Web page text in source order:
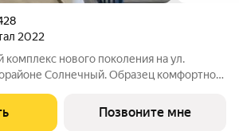
2022
нового поколения на ул.
Солнечный. Образец комфортной,
событий: школы, детские сады,
Позвоните мне